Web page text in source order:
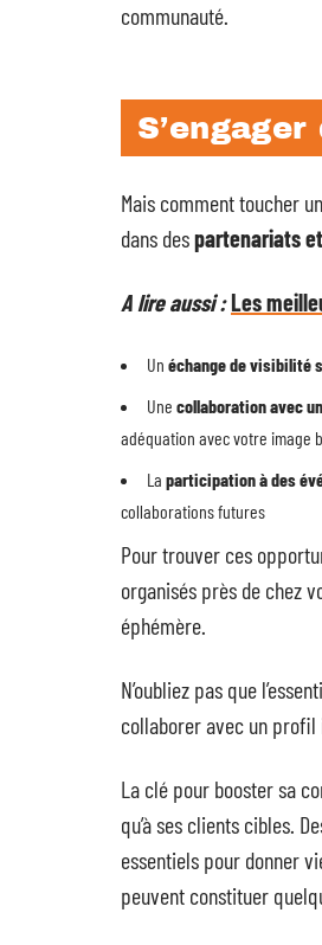
communauté.
Mais comment toucher
dans despartenariats
A lire aussi :Les
Un échange de visibilité
Une collaboration avec
adéquation avec votre image
La participation à des
collaborations futures
Pour trouver ces
organisés près de chez
éphémère.
N’oubliez pas que
collaborer avec un
La clé pour booster sa
qu’à ses clients cibles.
essentiels pour donner
peuvent constituer